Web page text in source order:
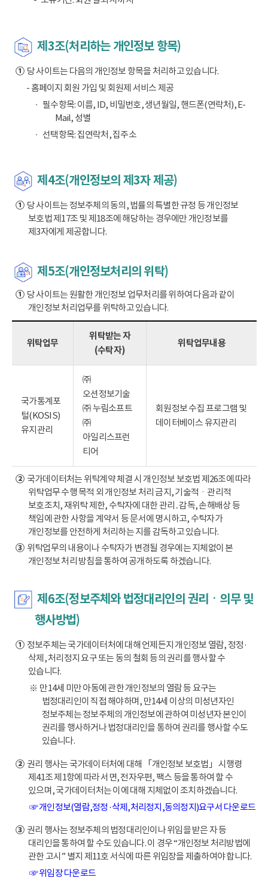
제3조(처리하는 개인정보 항목)
①당 사이트는 다음의 개인정보 항목을 처리하고 있습니다.
- 홈페이지 회원 가입 및 회원제 서비스 제공
필수항목: 이름, ID, 비밀번호, 생년월일, 핸드폰(연락처), E-
Mail, 성별
선택항목: 집연락처, 집주소
제4조(개인정보의 제3자 제공)
①당 사이트는 정보주체의 동의, 법률의 특별한 규정 등 개인정보
보호법 제17조 및 제18조에 해당하는 경우에만 개인정보를
제3자에게 제공합니다.
제5조(개인정보처리의 위탁)
①당 사이트는 원활한 개인정보 업무처리를 위하여 다음과 같이
개인정보 처리업무를 위탁하고 있습니다.
위탁업무
위탁받는 자
(수탁자)
위탁업무내용
국가통계포
털(KOSIS)
유지관리
㈜
오션정보기술
㈜ 누림소프트
㈜
아일리스프런
티어
회원정보 수집 프로그램 및
데이터베이스 유지관리
②국가데이터처는 위탁계약 체결 시 개인정보 보호법 제26조에 따라
위탁업무 수행 목적 외 개인정보 처리 금지, 기술적ㆍ관리적
보호조치, 재위탁 제한, 수탁자에 대한 관리․감독, 손해배상 등
책임에 관한 사항을 계약서 등 문서에 명시하고, 수탁자가
개인정보를 안전하게 처리하는 지를 감독하고 있습니다.
③위탁업무의 내용이나 수탁자가 변경될 경우에는 지체없이 본
개인정보 처리 방침을 통하여 공개하도록 하겠습니다.
제6조(정보주체와 법정대리인의 권리ㆍ의무 및
행사방법)
①정보주체는 국가데이터처에 대해 언제든지 개인정보 열람, 정정·
삭제, 처리정지 요구 또는 동의 철회 등의 권리를 행사할 수
있습니다.
※ 만14세 미만 아동에 관한 개인정보의 열람 등 요구는
법정대리인이 직접 해야하며, 만14세 이상의 미성년자인
정보주체는 정보주체의 개인정보에 관하여 미성년자 본인이
권리를 행사하거나 법정대리인을 통하여 권리를 행사할 수도
있습니다.
②권리 행사는 국가데이터처에 대해 「개인정보 보호법」 시행령
제41조 제1항에 따라 서면, 전자우편, 팩스 등을 통하여 할 수
있으며, 국가데이터처는 이에 대해 지체없이 조치하겠습니다.
☞ 개인정보(열람,정정·삭제,처리정지,동의정지)요구서 다운로드
③권리 행사는 정보주체의 법정대리인이나 위임을 받은 자 등
대리인을 통하여 할 수도 있습니다. 이 경우 “개인정보 처리방법에
관한 고시” 별지 제11호 서식에 따른 위임장을 제출하여야 합니다.
☞ 위임장 다운로드